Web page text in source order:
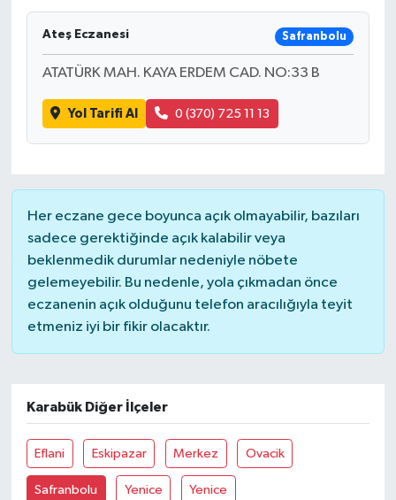
Ateş Eczanesi Safranbolu
ATATÜRK MAH. KAYA ERDEM CAD. NO:33 B
Yol Tarifi Al 0 (370) 725 11 13
Her eczane gece boyunca açık olmayabilir, bazıları
sadece gerektiğinde açık kalabilir veya
beklenmedik durumlar nedeniyle nöbete
gelemeyebilir. Bu nedenle, yola çıkmadan önce
eczanenin açık olduğunu telefon aracılığıyla teyit
etmeniz iyi bir fikir olacaktır.
Karabük Diğer İlçeler
Eflani Eskipazar Merkez Ovacik
Safranbolu Yenice Yenice
Ardahan Müftülüğü
Artvin Müftülüğü
Aydın Müftülüğü
Bartın Müftülüğü
Batman Müftülüğü
Bayburt Müftülüğü
Bitlis Müftülüğü
Bolu Müftülüğü
Kudüs
Kurban
Mukabele
Ramazan
Sahabeler
Zekat
Hutbeler
DİYANET AKADEMİ
DİYANET GENÇLİK
DEPREM
Dünya
Eğitim
Sağlık
Makaleler